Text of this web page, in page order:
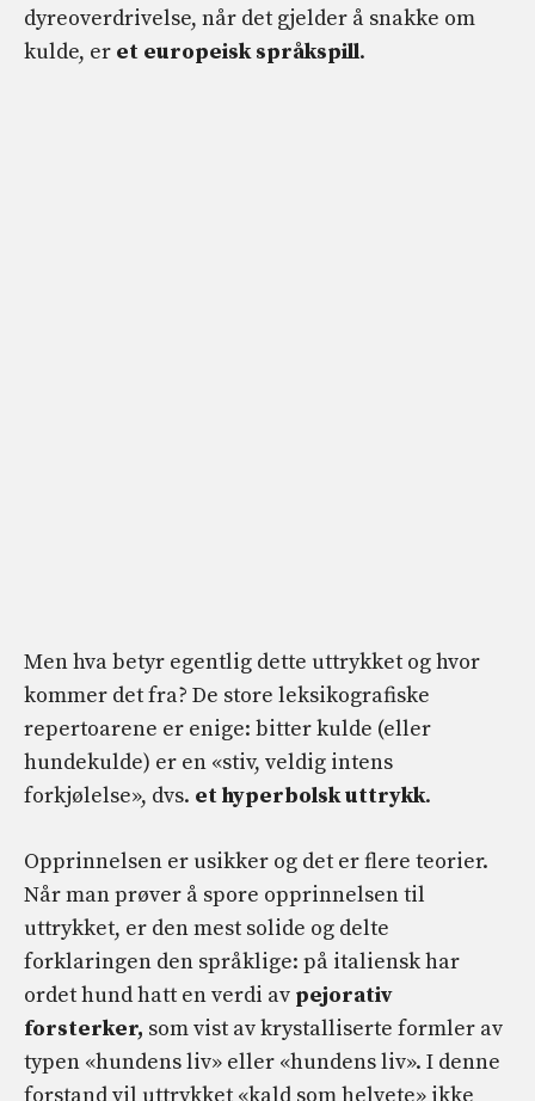
dyreoverdrivelse, når det gjelder å snakke om
kulde, er et europeisk språkspill.
Men hva betyr egentlig dette uttrykket og hvor
kommer det fra? De store leksikografiske
repertoarene er enige: bitter kulde (eller
hundekulde) er en «stiv, veldig intens
forkjølelse», dvs. et hyperbolsk uttrykk.
Opprinnelsen er usikker og det er flere teorier.
Når man prøver å spore opprinnelsen til
uttrykket, er den mest solide og delte
forklaringen den språklige: på italiensk har
ordet hund hatt en verdi av pejorativ
forsterker, som vist av krystalliserte formler av
typen «hundens liv» eller «hundens liv». I denne
forstand vil uttrykket «kald som helvete» ikke